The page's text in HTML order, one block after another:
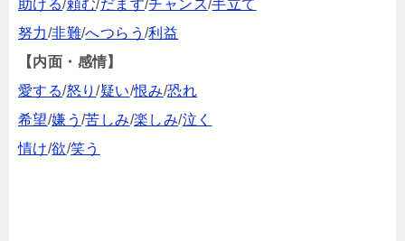
助ける/頼む/だます/チャンス/手立て
努力/非難/へつらう/利益
【内面・感情】
愛する/怒り/疑い/恨み/恐れ
希望/嫌う/苦しみ/楽しみ/泣く
情け/欲/笑う